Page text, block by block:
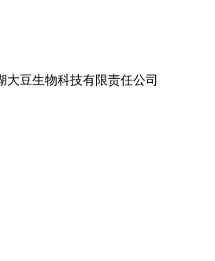
大豆生物科技有限责任公司